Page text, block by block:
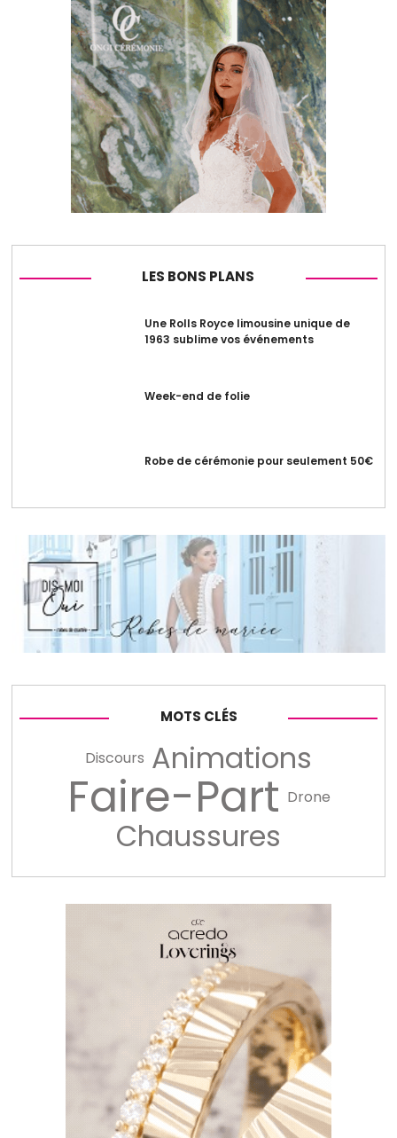
LES BONS PLANS
Une Rolls Royce limousine unique de
1963 sublime vos événements
Week-end de folie
Robe de cérémonie pour seulement 50€
MOTS CLÉS
Discours Animations
Faire-Part Drone
Chaussures